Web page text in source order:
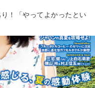
！「やってよかったとい